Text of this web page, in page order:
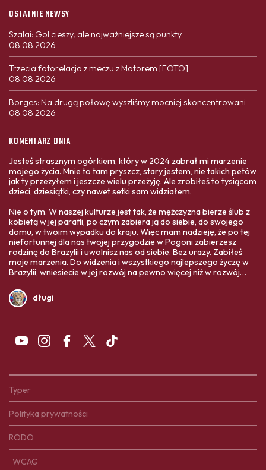
OSTATNIE NEWSY
Szalai: Gol cieszy, ale najważniejsze są punkty
08.08.2026
Trzecia fotorelacja z meczu z Motorem [FOTO]
08.08.2026
Borges: Na drugą połowę wyszliśmy mocniej skoncentrowani
08.08.2026
KOMENTARZ DNIA
Jesteś strasznym ogórkiem, który w 2024 zabrał mi marzenie
mojego życia. Mnie to tam pryszcz, stary jestem, nie takich petów
jak ty przeżyłem i jeszcze wielu przeżyję. Ale zrobiłeś to tysiącom
dzieci, dziesiątki, czy nawet setki sam widziałem.
Nie o tym. W naszej kulturze jest tak, że mężczyzna bierze ślub z
kobietą w jej parafii, po czym zabiera ją do siebie, do swojego
domu, w twoim wypadku do kraju. Więc mam nadzieję, że po tej
niefortunnej dla nas twojej przygodzie w Pogoni zabierzesz
rodzinę do Brazylii i uwolnisz nas od siebie. Bez urazy. Zabiłeś
moje marzenia. Do widzenia i wszystkiego najlepszego życzę w
Brazylii, wniesiecie w jej rozwój na pewno więcej niż w rozwój
długi
Typer
Polityka prywatności
RODO
WCAG